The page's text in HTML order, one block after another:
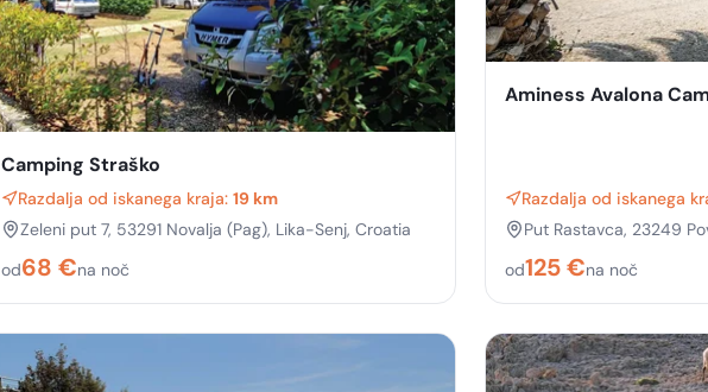
Camping Straško
Razdalja od iskanega kraja: 19 km
Zeleni put 7, 53291 Novalja (Pag), Lika-Senj, Croatia
od68 €na noč
Aminess Avalona
Razdalja od iskanega
Put Rastavca, 23249
od125€na noč